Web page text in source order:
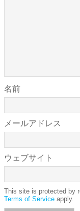
名前
メールアドレス
ウェブサイト
This site is protected by
Terms of Service apply.